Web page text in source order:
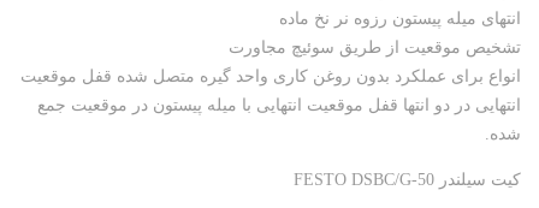
انتهای میله پیستون رزوه نر نخ ماده
تشخیص موقعیت از طریق سوئیچ مجاورت
انواع برای عملکرد بدون روغن کاری واحد گیره متصل شده قفل موقعیت
انتهایی در دو انتها قفل موقعیت انتهایی با میله پیستون در موقعیت جمع
شده.
کیت سیلندر FESTO DSBC/G-50